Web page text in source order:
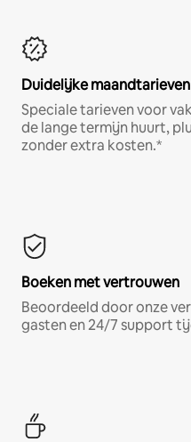
Duidelijke maandtarieven
Speciale tarieven voor
de lange termijn huurt,
zonder extra kosten.*
Boeken met vertrouwen
Beoordeeld door onze
gasten en 24/7 support